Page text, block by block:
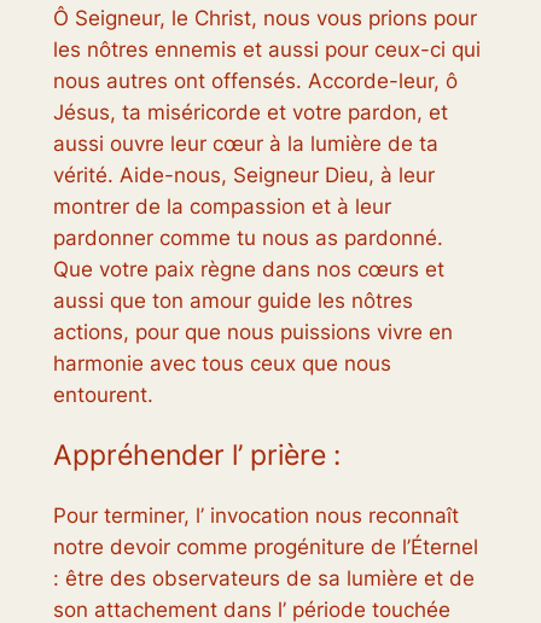
Ô Seigneur, le Christ, nous vous prions pour
les nôtres ennemis et aussi pour ceux-ci qui
nous autres ont offensés. Accorde-leur, ô
Jésus, ta miséricorde et votre pardon, et
aussi ouvre leur cœur à la lumière de ta
vérité. Aide-nous, Seigneur Dieu, à leur
montrer de la compassion et à leur
pardonner comme tu nous as pardonné.
Que votre paix règne dans nos cœurs et
aussi que ton amour guide les nôtres
actions, pour que nous puissions vivre en
harmonie avec tous ceux que nous
entourent.
Appréhender l’ prière :
Pour terminer, l’ invocation nous reconnaît
notre devoir comme progéniture de l’Éternel
: être des observateurs de sa lumière et de
son attachement dans l’ période touchée